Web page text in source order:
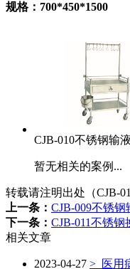
规格：700*450*1500
CJB-010不锈钢输
暂无相关的案例...
转载请注明出处（CJB-
上一条： CJB-009不锈
下一条： CJB-011不锈钢
相关文章
2023-04-27 > 医用